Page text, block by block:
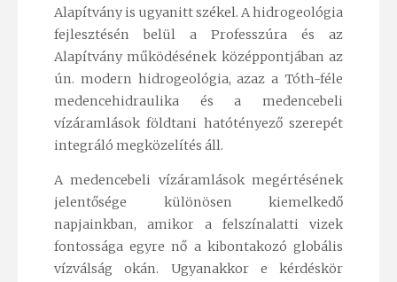
Alapítvány is ugyanitt székel. A hidrogeológia
fejlesztésén belül a Professzúra és az
Alapítvány működésének középpontjában az
ún. modern hidrogeológia, azaz a Tóth-féle
medencehidraulika és a medencebeli
vízáramlások földtani hatótényező szerepét
integráló megközelítés áll.
A medencebeli vízáramlások megértésének
jelentősége különösen kiemelkedő
napjainkban, amikor a felszínalatti vizek
fontossága egyre nő a kibontakozó globális
vízválság okán. Ugyanakkor e kérdéskör